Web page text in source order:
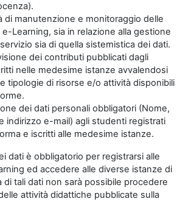
di manutenzione e monitoraggio delle
Learning, sia in relazione alla gestione
sia di quella sistemistica dei dati.
dei contributi pubblicati dagli
nelle medesime istanze avvalendosi
tipologie di risorse e/o attività disponibili
dei dati personali obbligatori (Nome,
indirizzo e-mail) agli studenti registrati
e iscritti alle medesime istanze.
dati è obbligatorio per registrarsi alle
ed accedere alle diverse istanze di
di tali dati non sarà possibile procedere
attività didattiche pubblicate sulla